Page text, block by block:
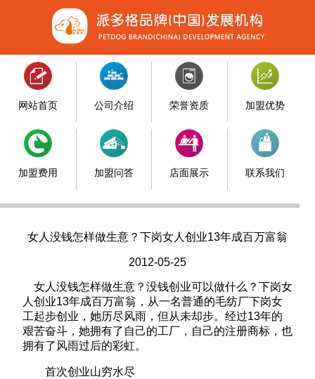
网站首页 公司介绍 荣誉资质 加盟优势
加盟费用 加盟问答 店面展示 联系我们
女人没钱怎样做生意？下岗女人创业13年成百万富翁
2012-05-25
女人没钱怎样做生意？没钱创业可以做什么？下岗女
人创业13年成百万富翁，从一名普通的毛纺厂下岗女
工起步创业，她历尽风雨，但从未却步。经过13年的
艰苦奋斗，她拥有了自己的工厂，自己的注册商标，也
拥有了风雨过后的彩虹。
首次创业山穷水尽